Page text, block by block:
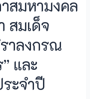
สมหามงคล
สมเด็จ
าลงกรณ
และ
ะจำปี